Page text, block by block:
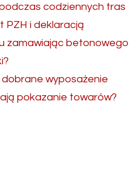
codziennych tras
PZH i deklaracją
zamawiając betonowego
wyposażenie
pokazanie towarów?